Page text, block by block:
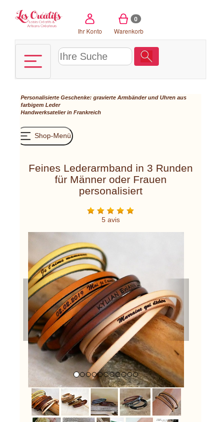
Ihr Konto
0
Warenkorb
Personalisierte Geschenke: gravierte Armbänder und Uhren aus
farbigem Leder
Handwerksatelier in Frankreich
Shop-Menü
Feines Lederarmband in 3 Runden
für Männer oder Frauen
personalisiert
5 avis
Previous